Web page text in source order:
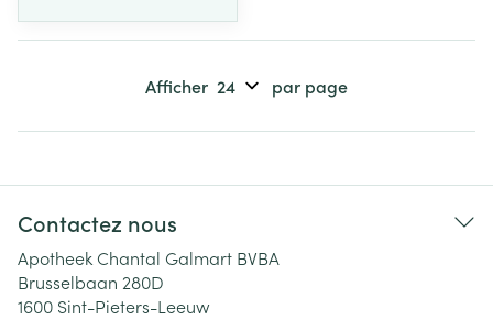
Afficher par page
Contactez nous
Apotheek Chantal Galmart BVBA
Brusselbaan 280D
1600 Sint-Pieters-Leeuw